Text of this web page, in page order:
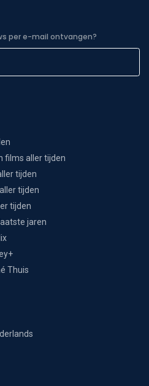
per e-mail ontvangen?
films aller tijden
tijden
tijden
tijden
jaren
Thuis